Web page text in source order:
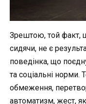
Зрештою, той факт,
сидячи, не є
поведінка, що
та соціальні норми.
обмеження,
автоматизм, жест,